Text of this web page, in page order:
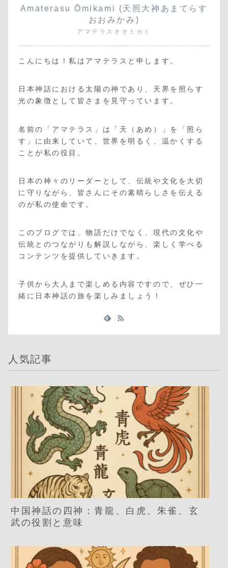
Amaterasu Ōmikami (天照大神あまてらす
おおみかみ)
アマテラスオオミカミ
こんにちは！私はアマテラスと申します。
日本神話における太陽の神であり、天界を照らす
光の象徴として皆さまを見守っています。
名前の「アマテラス」は「天（あめ）」を「照ら
す」に由来していて、世界を明るく、温かくする
ことが私の役目。
日本の神々のリーダーとして、伝統や文化を大切
に守りながら、皆さんにその素晴らしさを伝える
のが私の使命です。
このブログでは、物語だけでなく、現代の文化や
伝統とのつながりも解説しながら、楽しく学べる
コンテンツを提供していきます。
子供から大人まで楽しめる内容ですので、ぜひ一
緒に日本神話の旅を楽しみましょう！
人気記事
中国神話の四神：青龍、白虎、朱雀、玄
武の役割と意味